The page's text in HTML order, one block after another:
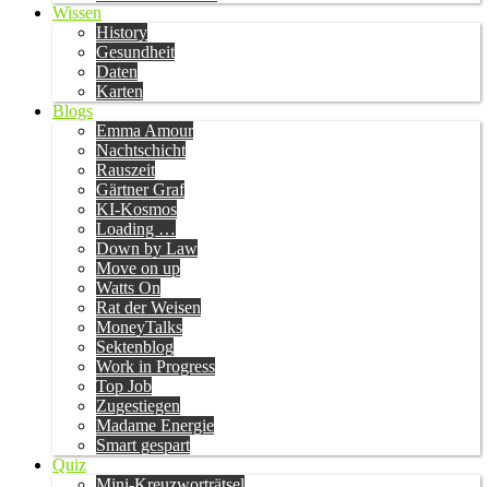
Wissen
History
Gesundheit
Daten
Karten
Blogs
Emma Amour
Nachtschicht
Rauszeit
Gärtner Graf
KI-Kosmos
Loading …
Down by Law
Move on up
Watts On
Rat der Weisen
MoneyTalks
Sektenblog
Work in Progress
Top Job
Zugestiegen
Madame Energie
Smart gespart
Quiz